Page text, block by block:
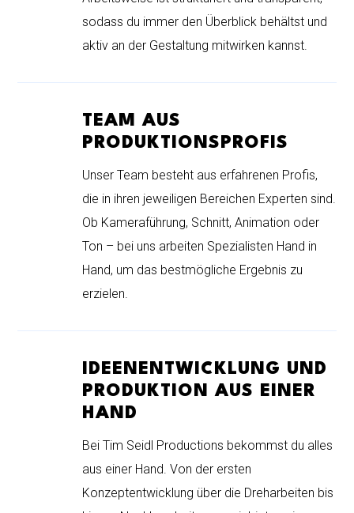
sodass du immer den Überblick behältst und
aktiv an der Gestaltung mitwirken kannst.
TEAM AUS
PRODUKTIONSPROFIS
Unser Team besteht aus erfahrenen Profis,
die in ihren jeweiligen Bereichen Experten sind.
Ob Kameraführung, Schnitt, Animation oder
Ton – bei uns arbeiten Spezialisten Hand in
Hand, um das bestmögliche Ergebnis zu
erzielen.
IDEENENTWICKLUNG UND
PRODUKTION AUS EINER
HAND
Bei Tim Seidl Productions bekommst du alles
aus einer Hand. Von der ersten
Konzeptentwicklung über die Dreharbeiten bis